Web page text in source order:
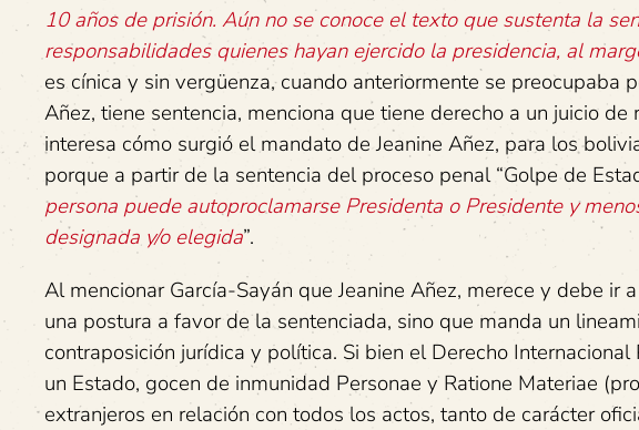
10 años de prisión. Aún no se conoce el texto que sustenta la
responsabilidades quienes hayan ejercido la presidencia, al
es cínica y sin vergüenza, cuando anteriormente se preocupaba
Añez, tiene sentencia, menciona que tiene derecho a un juicio
interesa cómo surgió el mandato de Jeanine Añez, para los
porque a partir de la sentencia del proceso penal “Golpe de
persona puede autoproclamarse Presidenta o Presidente y
designada y/o elegida”.
Al mencionar García-Sayán que Jeanine Añez, merece y debe ir
una postura a favor de la sentenciada, sino que manda un
contraposición jurídica y política. Si bien el Derecho
un Estado, gocen de inmunidad Personae y Ratione Materiae
extranjeros en relación con todos los actos, tanto de carácter